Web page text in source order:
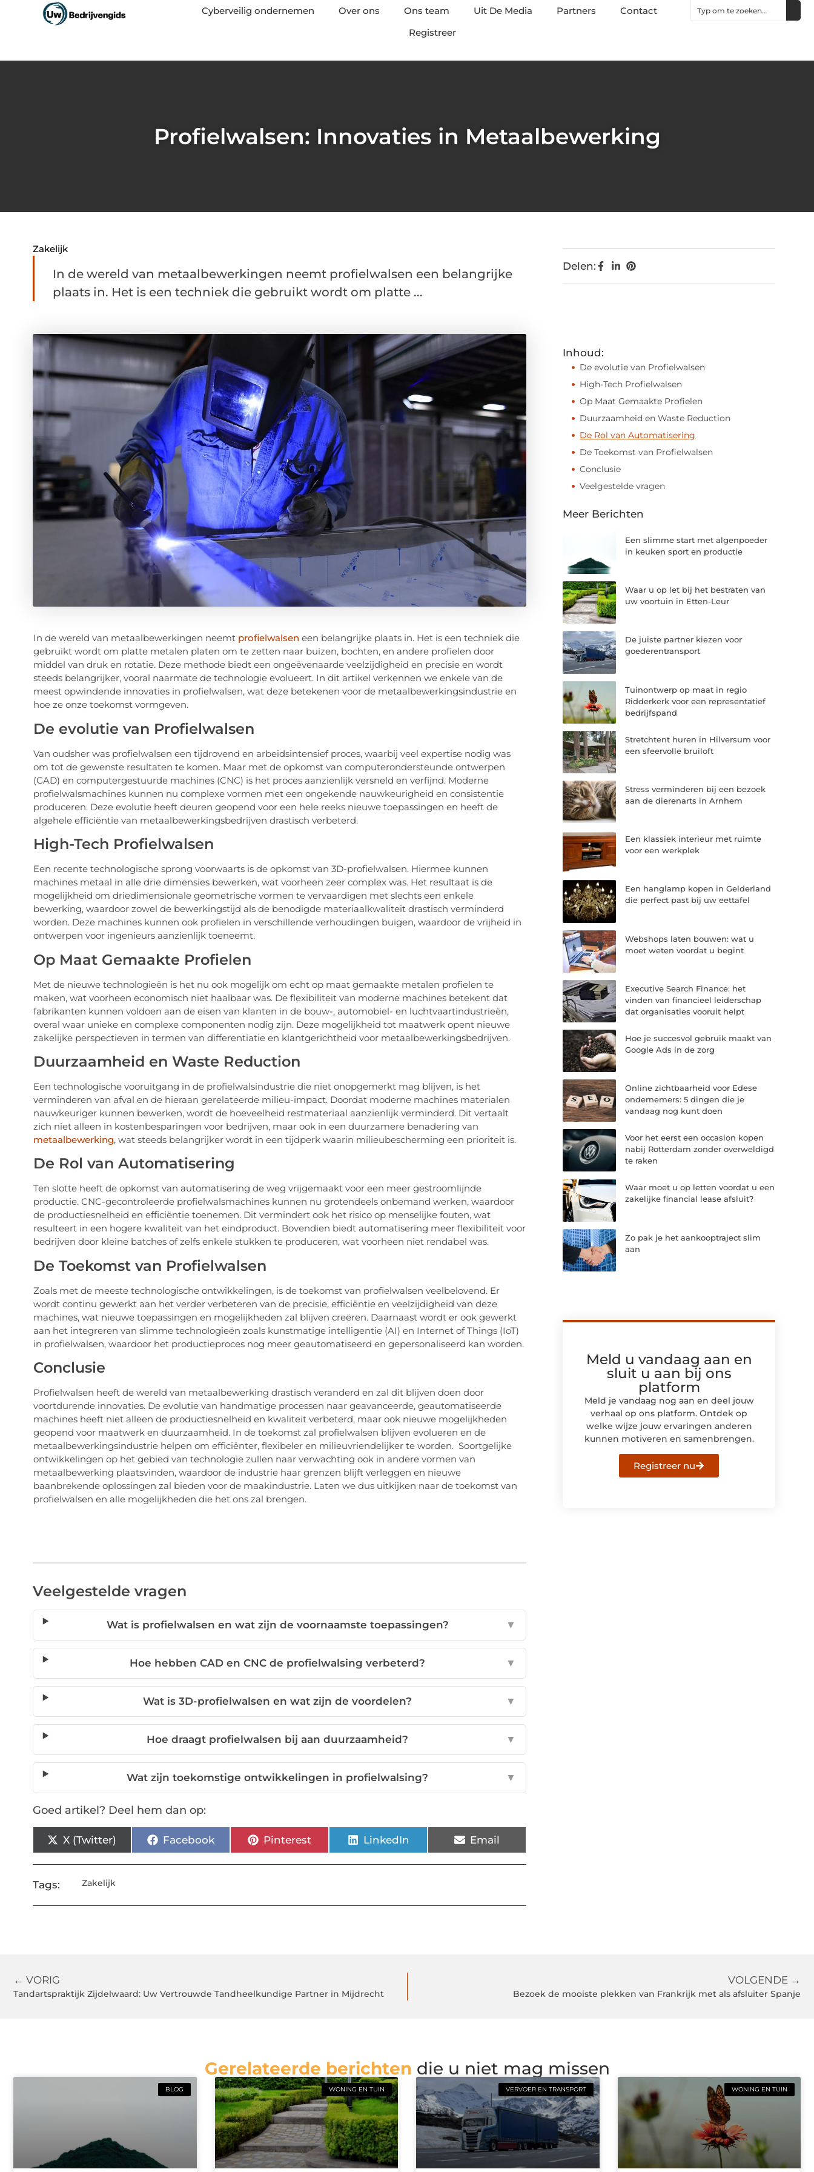
Cyberveilig ondernemen Over ons Ons team Uit De Media Partners
Contact
Registreer
Profielwalsen: Innovaties in Metaalbewerking
Zakelijk
In de wereld van metaalbewerkingen neemt profielwalsen een belangrijke
plaats in. Het is een techniek die gebruikt wordt om platte ...
In de wereld van metaalbewerkingen neemtprofielwalsen een belangrijke plaats in. Het is een techniek die
gebruikt wordt om platte metalen platen om te zetten naar buizen, bochten, en andere profielen door
middel van druk en rotatie. Deze methode biedt een ongeëvenaarde veelzijdigheid en precisie en wordt
steeds belangrijker, vooral naarmate de technologie evolueert. In dit artikel verkennen we enkele van de
meest opwindende innovaties in profielwalsen, wat deze betekenen voor de metaalbewerkingsindustrie en
hoe ze onze toekomst vormgeven.
De evolutie van Profielwalsen
Van oudsher was profielwalsen een tijdrovend en arbeidsintensief proces, waarbij veel expertise nodig was
om tot de gewenste resultaten te komen. Maar met de opkomst van computerondersteunde ontwerpen
(CAD) en computergestuurde machines (CNC) is het proces aanzienlijk versneld en verfijnd. Moderne
profielwalsmachines kunnen nu complexe vormen met een ongekende nauwkeurigheid en consistentie
produceren. Deze evolutie heeft deuren geopend voor een hele reeks nieuwe toepassingen en heeft de
algehele efficiëntie van metaalbewerkingsbedrijven drastisch verbeterd.
High-Tech Profielwalsen
Een recente technologische sprong voorwaarts is de opkomst van 3D-profielwalsen. Hiermee kunnen
machines metaal in alle drie dimensies bewerken, wat voorheen zeer complex was. Het resultaat is de
mogelijkheid om driedimensionale geometrische vormen te vervaardigen met slechts een enkele
bewerking, waardoor zowel de bewerkingstijd als de benodigde materiaalkwaliteit drastisch verminderd
worden. Deze machines kunnen ook profielen in verschillende verhoudingen buigen, waardoor de vrijheid in
ontwerpen voor ingenieurs aanzienlijk toeneemt.
Op Maat Gemaakte Profielen
Met de nieuwe technologieën is het nu ook mogelijk om echt op maat gemaakte metalen profielen te
maken, wat voorheen economisch niet haalbaar was. De flexibiliteit van moderne machines betekent dat
fabrikanten kunnen voldoen aan de eisen van klanten in de bouw-, automobiel- en luchtvaartindustrieën,
overal waar unieke en complexe componenten nodig zijn. Deze mogelijkheid tot maatwerk opent nieuwe
zakelijke perspectieven in termen van differentiatie en klantgerichtheid voor metaalbewerkingsbedrijven.
Duurzaamheid en Waste Reduction
Een technologische vooruitgang in de profielwalsindustrie die niet onopgemerkt mag blijven, is het
verminderen van afval en de hieraan gerelateerde milieu-impact. Doordat moderne machines materialen
nauwkeuriger kunnen bewerken, wordt de hoeveelheid restmateriaal aanzienlijk verminderd. Dit vertaalt
zich niet alleen in kostenbesparingen voor bedrijven, maar ook in een duurzamere benadering van
metaalbewerking, wat steeds belangrijker wordt in een tijdperk waarin milieubescherming een prioriteit is.
De Rol van Automatisering
Ten slotte heeft de opkomst van automatisering de weg vrijgemaakt voor een meer gestroomlijnde
productie. CNC-gecontroleerde profielwalsmachines kunnen nu grotendeels onbemand werken, waardoor
de productiesnelheid en efficiëntie toenemen. Dit vermindert ook het risico op menselijke fouten, wat
resulteert in een hogere kwaliteit van het eindproduct. Bovendien biedt automatisering meer flexibiliteit voor
bedrijven door kleine batches of zelfs enkele stukken te produceren, wat voorheen niet rendabel was.
De Toekomst van Profielwalsen
Zoals met de meeste technologische ontwikkelingen, is de toekomst van profielwalsen veelbelovend. Er
wordt continu gewerkt aan het verder verbeteren van de precisie, efficiëntie en veelzijdigheid van deze
machines, wat nieuwe toepassingen en mogelijkheden zal blijven creëren. Daarnaast wordt er ook gewerkt
aan het integreren van slimme technologieën zoals kunstmatige intelligentie (AI) en Internet of Things (IoT)
in profielwalsen, waardoor het productieproces nog meer geautomatiseerd en gepersonaliseerd kan worden.
Conclusie
Profielwalsen heeft de wereld van metaalbewerking drastisch veranderd en zal dit blijven doen door
voortdurende innovaties. De evolutie van handmatige processen naar geavanceerde, geautomatiseerde
machines heeft niet alleen de productiesnelheid en kwaliteit verbeterd, maar ook nieuwe mogelijkheden
geopend voor maatwerk en duurzaamheid. In de toekomst zal profielwalsen blijven evolueren en de
metaalbewerkingsindustrie helpen om efficiënter, flexibeler en milieuvriendelijker te worden. Soortgelijke
ontwikkelingen op het gebied van technologie zullen naar verwachting ook in andere vormen van
metaalbewerking plaatsvinden, waardoor de industrie haar grenzen blijft verleggen en nieuwe
baanbrekende oplossingen zal bieden voor de maakindustrie. Laten we dus uitkijken naar de toekomst van
profielwalsen en alle mogelijkheden die het ons zal brengen.
Veelgestelde vragen
Wat is profielwalsen en wat zijn de voornaamste toepassingen? ▼
Hoe hebben CAD en CNC de profielwalsing verbeterd? ▼
Wat is 3D-profielwalsen en wat zijn de voordelen? ▼
Hoe draagt profielwalsen bij aan duurzaamheid? ▼
Wat zijn toekomstige ontwikkelingen in profielwalsing? ▼
Goed artikel? Deel hem dan op:
X (Twitter) Facebook Pinterest LinkedIn Email
Tags: Zakelijk
Delen:
Inhoud:
De evolutie van Profielwalsen
High-Tech Profielwalsen
Op Maat Gemaakte Profielen
Duurzaamheid en Waste Reduction
De Rol van Automatisering
De Toekomst van Profielwalsen
Conclusie
Veelgestelde vragen
Meer Berichten
Een slimme start met algenpoeder
in keuken sport en productie
Waar u op let bij het bestraten van
uw voortuin in Etten-Leur
De juiste partner kiezen voor
goederentransport
Tuinontwerp op maat in regio
Ridderkerk voor een representatief
bedrijfspand
Stretchtent huren in Hilversum voor
een sfeervolle bruiloft
Stress verminderen bij een bezoek
aan de dierenarts in Arnhem
Een klassiek interieur met ruimte
voor een werkplek
Een hanglamp kopen in Gelderland
die perfect past bij uw eettafel
Webshops laten bouwen: wat u
moet weten voordat u begint
Executive Search Finance: het
vinden van financieel leiderschap
dat organisaties vooruit helpt
Hoe je succesvol gebruik maakt van
Google Ads in de zorg
Online zichtbaarheid voor Edese
ondernemers: 5 dingen die je
vandaag nog kunt doen
Voor het eerst een occasion kopen
nabij Rotterdam zonder overweldigd
te raken
Waar moet u op letten voordat u een
zakelijke financial lease afsluit?
Zo pak je het aankooptraject slim
aan
Meld u vandaag aan en
sluit u aan bij ons
platform
Meld je vandaag nog aan en deel jouw
verhaal op ons platform. Ontdek op
welke wijze jouw ervaringen anderen
kunnen motiveren en samenbrengen.
Registreer nu
← VORIG
Tandartspraktijk Zijdelwaard: Uw Vertrouwde Tandheelkundige Partner in Mijdrecht
VOLGENDE →
Bezoek de mooiste plekken van Frankrijk met als afsluiter Spanje
Gerelateerde berichten die u niet mag missen
BLOG WONING EN TUIN VERVOER EN TRANSPORT WONING EN TUIN